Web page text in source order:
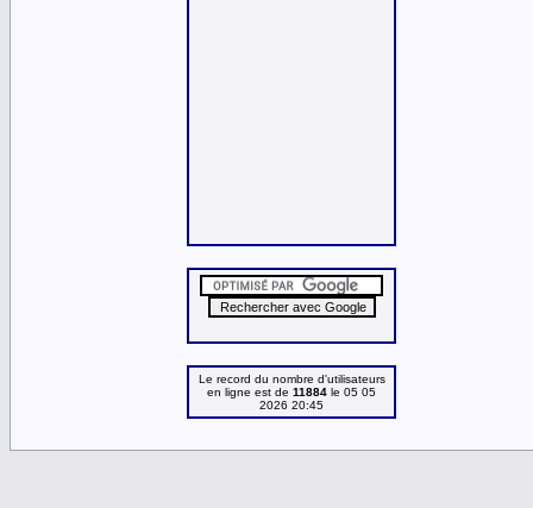
Le record du nombre d'utilisateurs
en ligne est de 11884 le 05 05
2026 20:45